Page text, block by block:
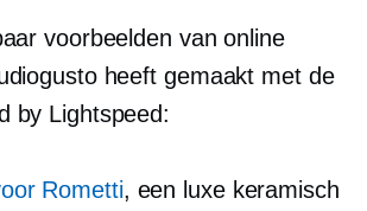
voorbeelden van online
heeft gemaakt met de
by Lightspeed:
Rometti, een luxe keramisch